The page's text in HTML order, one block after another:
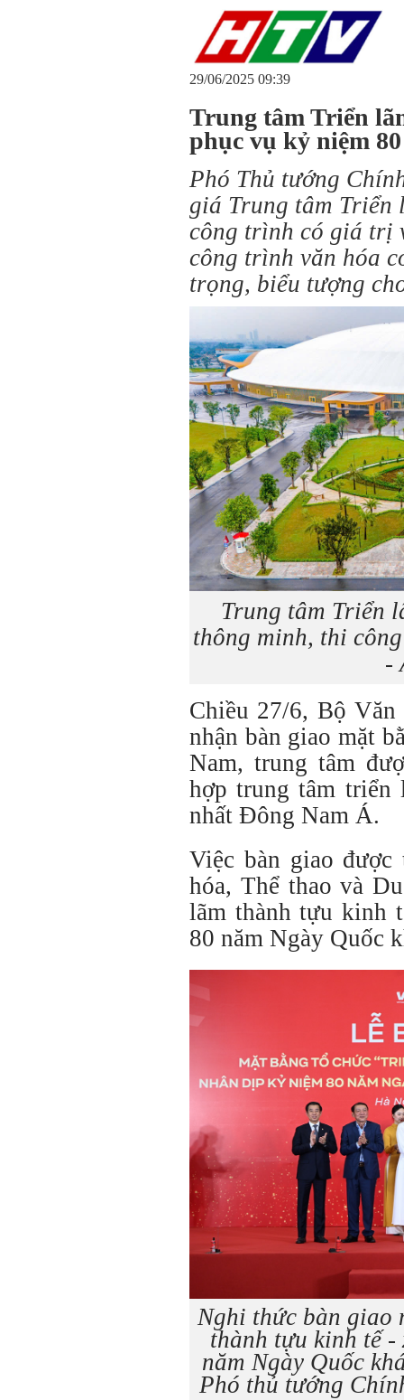
29/06/2025 09:39
Trung tâm Triển
phục vụ kỷ niệm
Phó Thủ tướng
giá Trung tâm Triển
công trình có giá trị
công trình văn hóa
trọng, biểu tượng
Trung tâm Triển
thông minh, thi
-
Chiều 27/6, Bộ
nhận bàn giao mặt
Nam, trung tâm
hợp trung tâm
nhất Đông Nam Á.
Việc bàn giao
hóa, Thể thao và
lãm thành tựu kinh
80 năm Ngày Quốc
Nghi thức bàn giao
thành tựu kinh tế -
năm Ngày Quốc
Phó thủ tướng